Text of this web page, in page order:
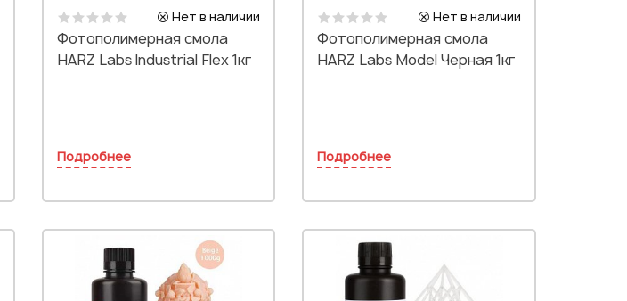
Нет в наличии
Фотополимерная смола
HARZ Labs Industrial Flex 1кг
Подробнее
Нет в наличии
Фотополимерная смола
HARZ Labs Model Черная 1кг
Подробнее